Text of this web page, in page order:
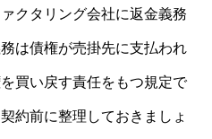
クタリング会社に返金義務
は債権が売掛先に支払われ
買い戻す責任をもつ規定で
約前に整理しておきましょ